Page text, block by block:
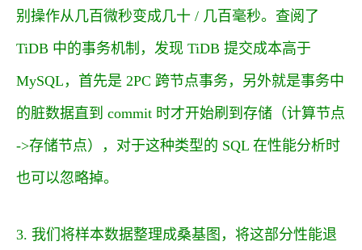
别操作从几百微秒变成几十 / 几百毫秒。查阅了
TiDB 中的事务机制，发现 TiDB 提交成本高于
MySQL，首先是 2PC 跨节点事务，另外就是事务中
的脏数据直到 commit 时才开始刷到存储（计算节点
->存储节点），对于这种类型的 SQL 在性能分析时
也可以忽略掉。
3. 我们将样本数据整理成桑基图，将这部分性能退